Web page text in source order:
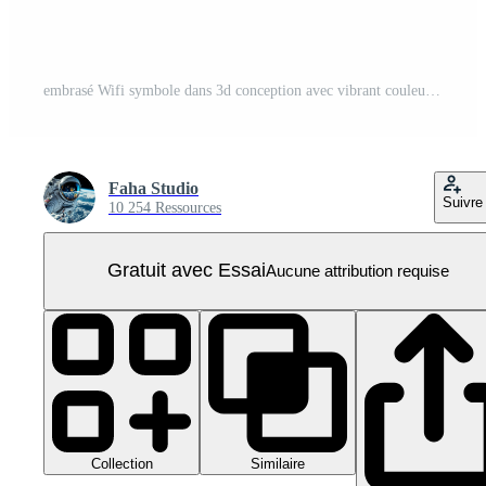
Faha Studio
10 254 Ressources Suivre
Gratuit avec EssaiAucune attribution requise
Collection Similaire